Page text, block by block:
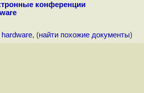
конференции
hardware, (найти похожие документы)